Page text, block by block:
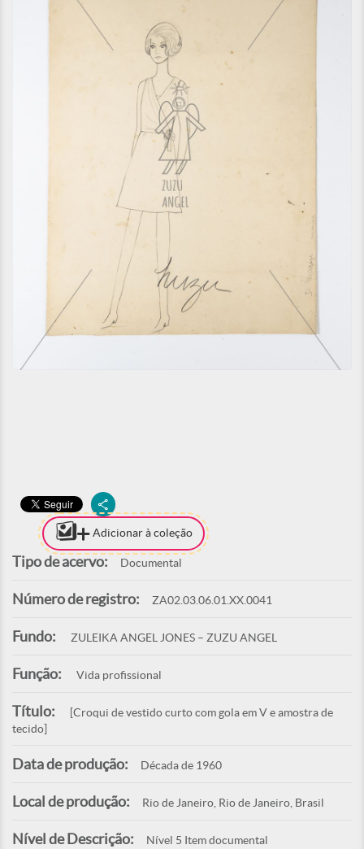
Adicionar à coleção
Tipo de acervo: Documental
Número de registro: ZA02.03.06.01.XX.0041
Fundo: ZULEIKA ANGEL JONES – ZUZU ANGEL
Função: Vida profissional
Título:
[Croqui de vestido curto com gola em V e amostra de
tecido]
Data de produção: Década de 1960
Local de produção: Rio de Janeiro, Rio de Janeiro, Brasil
Nível de Descrição: Nível 5 Item documental